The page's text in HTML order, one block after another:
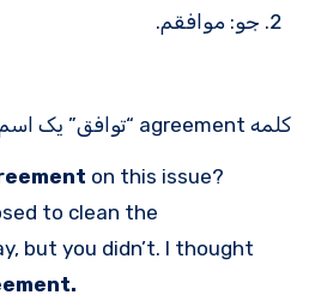
جو: موافقم.
کلمه agreement “توافق” یک اسم است.
on this issue?
to clean the
but you didn’t. I thought